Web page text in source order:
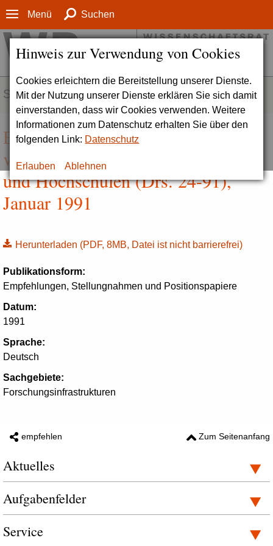
Hinweis zur Verwendung von Cookies
Cookies erleichtern die Bereitstellung unserer Dienste.
Mit der Nutzung unserer Dienste erklären Sie sich damit
einverstanden, dass wir Cookies verwenden. Weitere
Informationen zum Datenschutz erhalten Sie über den
folgenden Link: Datenschutz
Erlauben Ablehnen
Menü Suchen
SERVICE
Empfehlungen zur Zusammenarbeit
von Großforschungseinrichtungen
und Hochschulen (Drs. 24-91),
Januar 1991
Herunterladen (PDF, 8MB, Datei ist nicht barrierefrei)
Publikationsform:
Empfehlungen, Stellungnahmen und Positionspapiere
Datum:
1991
Sprache:
Deutsch
Sachgebiete:
Forschungsinfrastrukturen
empfehlen Zum Seitenanfang
Aktuelles
Aufgabenfelder
Service